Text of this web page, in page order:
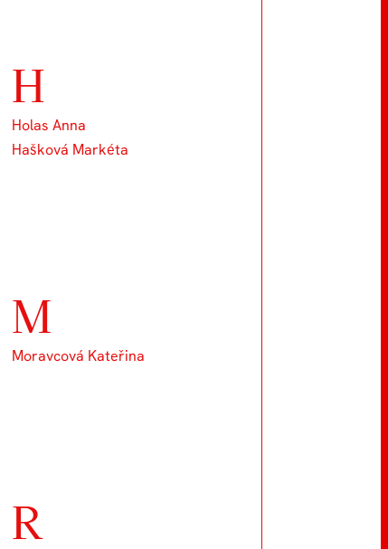
H
Holas Anna
Hašková Markéta
M
Moravcová Kateřina
R